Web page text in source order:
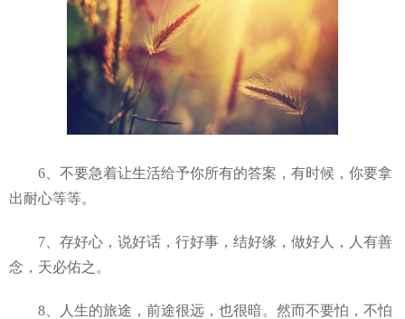
6、不要急着让生活给予你所有的答案，有时候，你要拿
出耐心等等。
7、存好心，说好话，行好事，结好缘，做好人，人有善
念，天必佑之。
8、人生的旅途，前途很远，也很暗。然而不要怕，不怕